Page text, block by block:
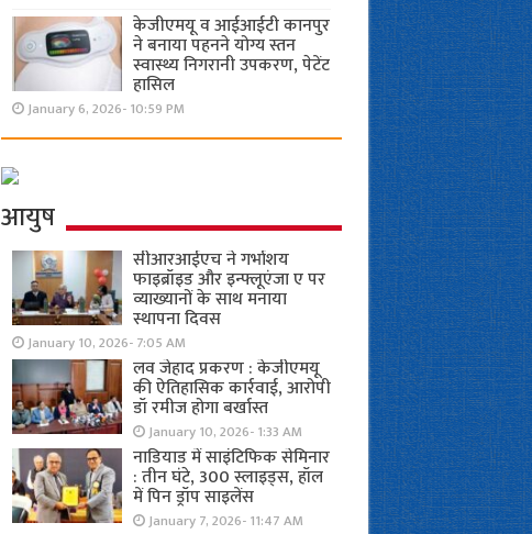
केजीएमयू व आईआईटी कानपुर
ने बनाया पहनने योग्य स्तन
स्वास्थ्य निगरानी उपकरण, पेटेंट
हासिल
January 6, 2026- 10:59 PM
आयुष
सीआरआईएच ने गर्भाशय
फाइब्रॉइड और इन्फ्लूएंजा ए पर
व्याख्यानों के साथ मनाया
स्थापना दिवस
January 10, 2026- 7:05 AM
लव जेहाद प्रकरण : केजीएमयू
की ऐतिहासिक कार्रवाई, आरोपी
डॉ रमीज होगा बर्खास्त
January 10, 2026- 1:33 AM
नाडियाड में साइंटिफिक सेमिनार
: तीन घंटे, 300 स्लाइड्स, हॉल
में पिन ड्रॉप साइलेंस
January 7, 2026- 11:47 AM